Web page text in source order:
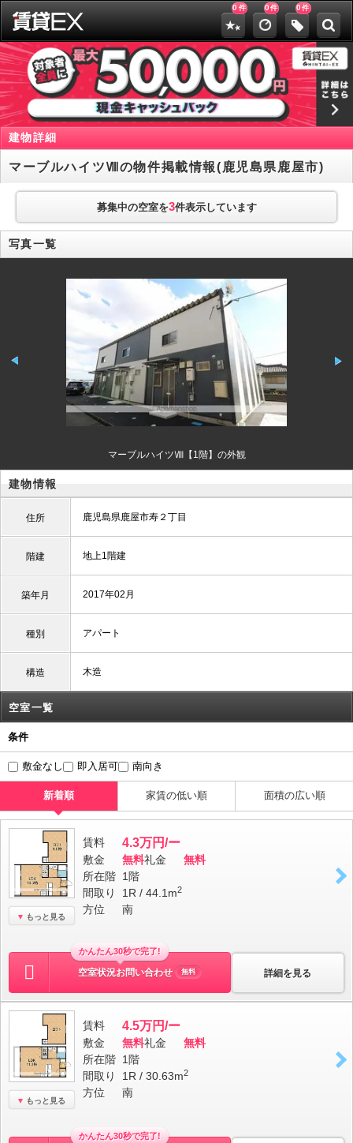
0 件 0件 0件
建物詳細
マーブルハイツⅧの物件掲載情報(鹿児島県鹿屋市)
募集中の空室を3件表示しています
写真一覧
マーブルハイツⅧ【1階】の外観
建物情報
住所 鹿児島県鹿屋市寿２丁目
階建 地上1階建
築年月 2017年02月
種別 アパート
構造 木造
空室一覧
条件
敷金なし 即入居可 南向き
新着順 家賃の低い順 面積の広い順
もっと見る
賃料 4.3万円/ー
敷金 無料礼金
無料
所在階 1階
間取り
1R / 44.1m2
方位 南
詳細を見る
かんたん30秒で完了!
空室状況お問い合わせ 無料
もっと見る
賃料 4.5万円/ー
敷金 無料礼金
無料
所在階 1階
間取り
1R / 30.63m2
方位 南
かんたん30秒で完了!